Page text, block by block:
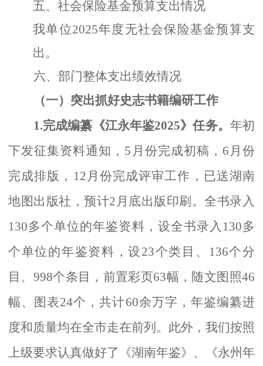
五、社会保险基金预算支出情况
我单位2025年度无社会保险基金预算支
出。
六、部门整体支出绩效情况
（一）突出抓好史志书籍编研工作
1.完成编纂《江永年鉴2025》任务。 年初
下发征集资料通知， 5月份完成初稿，6月份
完成排版，12月份完成评审工作，已送湖南
地图出版社，预计2月底出版印刷。全书录入
130多个单位的年鉴资料，设全书录入130多
个单位的年鉴资料，设23个类目、136个分
目、998个条目，前置彩页63幅，随文图照46
幅、图表24个，共计60余万字，年鉴编纂进
度和质量均在全市走在前列 。 此外，我们按照
上级要求认真做好了《湖南年鉴》、《永州年